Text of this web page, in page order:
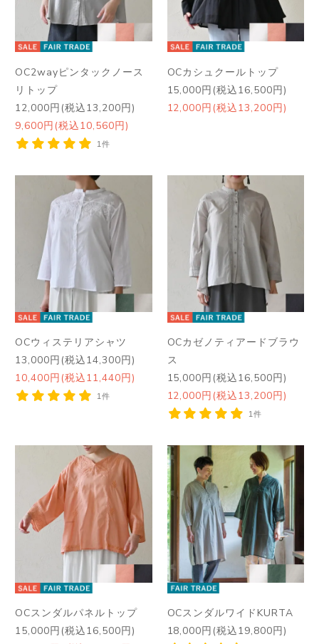
OC2wayピンタックノース
リトップ
12,000円(税込13,200円)
9,600円(税込10,560円)
1件
OCカシュクールトップ
15,000円(税込16,500円)
12,000円(税込13,200円)
OCウィステリアシャツ
13,000円(税込14,300円)
10,400円(税込11,440円)
1件
OCカゼノティアードブラウ
ス
15,000円(税込16,500円)
12,000円(税込13,200円)
1件
OCスンダルパネルトップ
15,000円(税込16,500円)
OCスンダルワイドKURTA
18,000円(税込19,800円)